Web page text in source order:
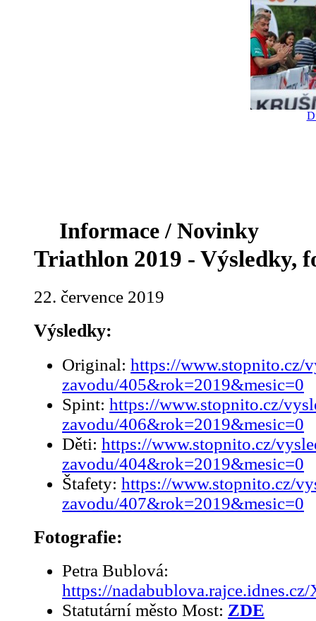
Informace / Novinky
Triathlon 2019 - Výsledky,
22. července 2019
Výsledky:
Original: https://www.stopnito.cz/
zavodu/405&rok=2019&mesic=0
Spint: https://www.stopnito.cz/
zavodu/406&rok=2019&mesic=0
Děti: https://www.stopnito.cz/
zavodu/404&rok=2019&mesic=0
Štafety: https://www.stopnito.cz/
zavodu/407&rok=2019&mesic=0
Fotografie:
Petra Bublová:
https://
Statutární město Most: ZDE